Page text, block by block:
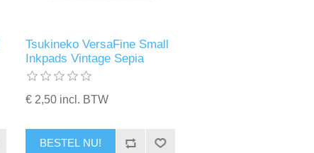
Tsukineko VersaFine Small
Inkpads Vintage Sepia
€ 2,50 incl. BTW
BESTEL NU!